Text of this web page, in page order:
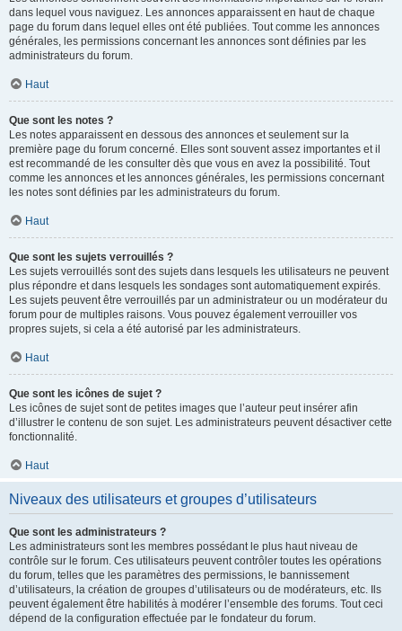
dans lequel vous naviguez. Les annonces apparaissent en haut de chaque
page du forum dans lequel elles ont été publiées. Tout comme les annonces
générales, les permissions concernant les annonces sont définies par les
administrateurs du forum.
Haut
Que sont les notes ?
Les notes apparaissent en dessous des annonces et seulement sur la
première page du forum concerné. Elles sont souvent assez importantes et il
est recommandé de les consulter dès que vous en avez la possibilité. Tout
comme les annonces et les annonces générales, les permissions concernant
les notes sont définies par les administrateurs du forum.
Haut
Que sont les sujets verrouillés ?
Les sujets verrouillés sont des sujets dans lesquels les utilisateurs ne peuvent
plus répondre et dans lesquels les sondages sont automatiquement expirés.
Les sujets peuvent être verrouillés par un administrateur ou un modérateur du
forum pour de multiples raisons. Vous pouvez également verrouiller vos
propres sujets, si cela a été autorisé par les administrateurs.
Haut
Que sont les icônes de sujet ?
Les icônes de sujet sont de petites images que l’auteur peut insérer afin
d’illustrer le contenu de son sujet. Les administrateurs peuvent désactiver cette
fonctionnalité.
Haut
Niveaux des utilisateurs et groupes d’utilisateurs
Que sont les administrateurs ?
Les administrateurs sont les membres possédant le plus haut niveau de
contrôle sur le forum. Ces utilisateurs peuvent contrôler toutes les opérations
du forum, telles que les paramètres des permissions, le bannissement
d’utilisateurs, la création de groupes d’utilisateurs ou de modérateurs, etc. Ils
peuvent également être habilités à modérer l’ensemble des forums. Tout ceci
dépend de la configuration effectuée par le fondateur du forum.